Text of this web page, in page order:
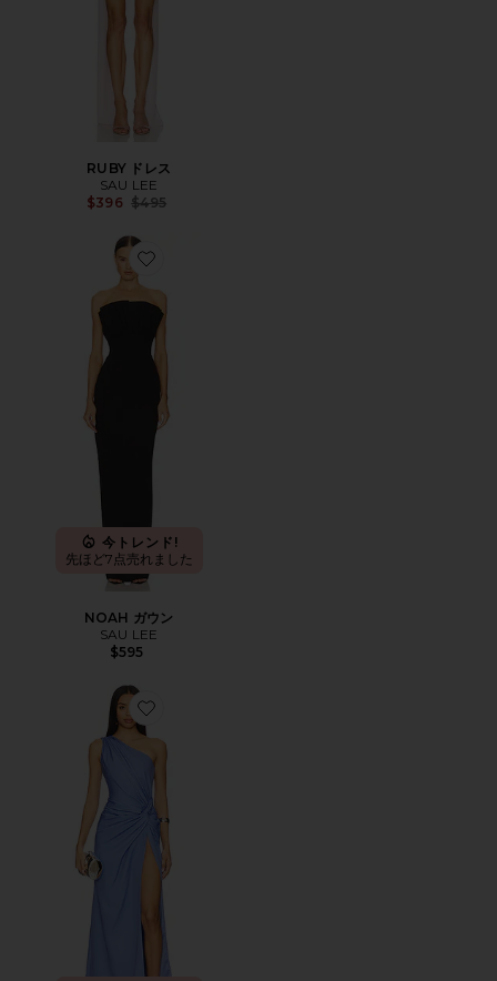
RUBY ドレス
SAU LEE
$396 Previous price:
$495
Favorite NOAH ガウン
今トレンド!
先ほど7点売れました
NOAH ガウン
SAU LEE
$595
Favorite HELENE クレープドレス